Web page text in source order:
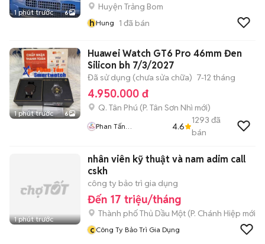
1 phút trước 6
Huyện Trảng Bom
hHung 1 đã bán
1 phút trước 6
Huawei Watch GT6 Pro 46mm Đen
Silicon bh 7/3/2027
Đã sử dụng (chưa sửa chữa) 7-12 tháng
4.950.000 đ
Q. Tân Phú (P. Tân Sơn Nhì mới)
Phan Tấn
4.6
1293 đã
bán
1 phút trước
nhân viên kỹ thuật và nam adim call
cskh
công ty bảo trì gia dụng
Đến 17 triệu/tháng
Thành phố Thủ Dầu Một (P. Chánh Hiệp mới)
c Công Ty Bảo Trì Gia Dụng